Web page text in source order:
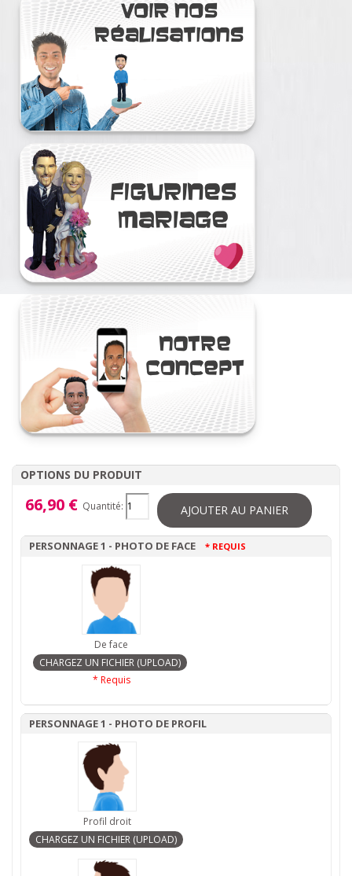
OPTIONS DU PRODUIT
66,90 € Quantité: AJOUTER AU PANIER
PERSONNAGE 1 - PHOTO DE FACE * REQUIS
De face
* Requis
PERSONNAGE 1 - PHOTO DE PROFIL
Profil droit